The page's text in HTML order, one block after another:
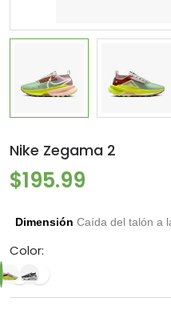
Nike Zegama 2
$195.99
Dimensión Caída del talón a
Color: